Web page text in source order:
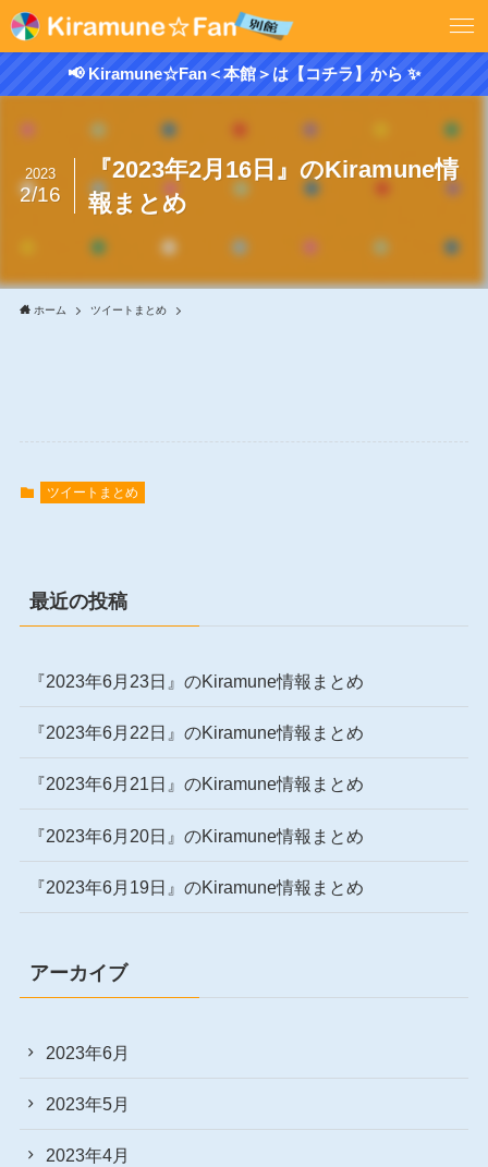
📢 Kiramune☆Fan＜本館＞は【コチラ】から ✨
『2023年2月16日』のKiramune情
報まとめ
2023
2/16
ホーム ツイートまとめ
ツイートまとめ
最近の投稿
『2023年6月23日』のKiramune情報まとめ
『2023年6月22日』のKiramune情報まとめ
『2023年6月21日』のKiramune情報まとめ
『2023年6月20日』のKiramune情報まとめ
『2023年6月19日』のKiramune情報まとめ
アーカイブ
2023年6月
2023年5月
2023年4月